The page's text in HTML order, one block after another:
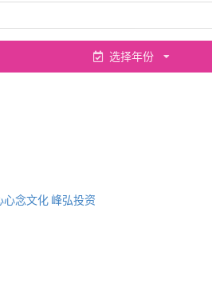
选择年份
心念文化 峰弘投资